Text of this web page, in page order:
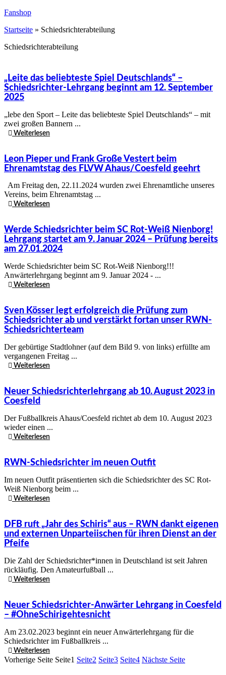
Fanshop
Startseite » Schiedsrichterabteilung
Schiedsrichterabteilung
„Leite das beliebteste Spiel Deutschlands“ –
Schiedsrichter-Lehrgang beginnt am 12. September
2025
„lebe den Sport – Leite das beliebteste Spiel Deutschlands“ – mit
zwei großen Bannern ...
Weiterlesen
Leon Pieper und Frank Große Vestert beim
Ehrenamtstag des FLVW Ahaus/Coesfeld geehrt
Am Freitag den, 22.11.2024 wurden zwei Ehrenamtliche unseres
Vereins, beim Ehrenamtstag ...
Weiterlesen
Werde Schiedsrichter beim SC Rot-Weiß Nienborg!
Lehrgang startet am 9. Januar 2024 – Prüfung bereits
am 27.01.2024
Werde Schiedsrichter beim SC Rot-Weiß Nienborg!!!
Anwärterlehrgang beginnt am 9. Januar 2024 - ...
Weiterlesen
Sven Kösser legt erfolgreich die Prüfung zum
Schiedsrichter ab und verstärkt fortan unser RWN-
Schiedsrichterteam
Der gebürtige Stadtlohner (auf dem Bild 9. von links) erfüllte am
vergangenen Freitag ...
Weiterlesen
Neuer Schiedsrichterlehrgang ab 10. August 2023 in
Coesfeld
Der Fußballkreis Ahaus/Coesfeld richtet ab dem 10. August 2023
wieder einen ...
Weiterlesen
RWN-Schiedsrichter im neuen Outfit
Im neuen Outfit präsentierten sich die Schiedsrichter des SC Rot-
Weiß Nienborg beim ...
Weiterlesen
DFB ruft „Jahr des Schiris“ aus – RWN dankt eigenen
und externen Unparteiischen für ihren Dienst an der
Pfeife
Die Zahl der Schiedsrichter*innen in Deutschland ist seit Jahren
rückläufig. Den Amateurfußball ...
Weiterlesen
Neuer Schiedsrichter-Anwärter Lehrgang in Coesfeld
– #OhneSchirigehtesnicht
Am 23.02.2023 beginnt ein neuer Anwärterlehrgang für die
Schiedsrichter im Fußballkreis ...
Weiterlesen
Vorherige Seite Seite1 Seite2 Seite3 Seite4 Nächste Seite